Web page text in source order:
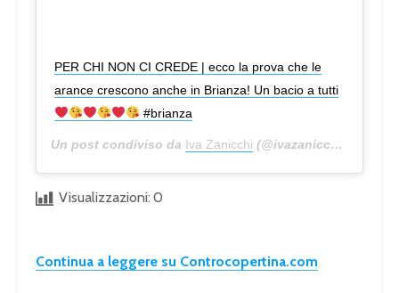
PER CHI NON CI CREDE | ecco la prova che le
arance crescono anche in Brianza! Un bacio a tutti
#brianza
Un post condiviso da Iva Zanicchi (@ivazanicchireal) in data:
Visualizzazioni: 0
Continua a leggere su Controcopertina.com